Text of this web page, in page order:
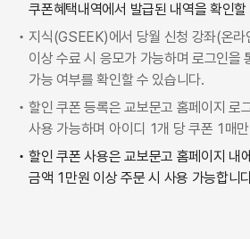
쿠폰혜택내역에서 발급된 내역을 확인
• 지식(GSEEK)에서 당월 신청 강좌(온라
이상 수료 시 응모가 가능하며 로그인을
가능 여부를 확인할 수 있습니다.
• 할인 쿠폰 등록은 교보문고 홈페이지 로
사용 가능하며 아이디 1개 당 쿠폰 1매
• 할인 쿠폰 사용은 교보문고 홈페이지 내
금액 1만원 이상 주문 시 사용 가능합니